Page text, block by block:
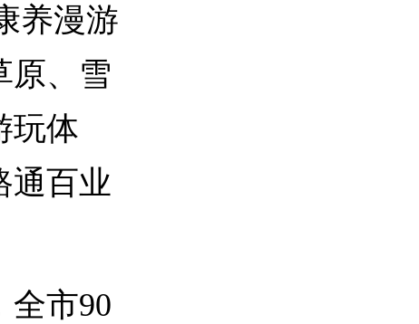
养漫游
原、雪
玩体
通百业
市90